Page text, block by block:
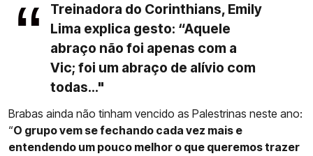
Treinadora do Corinthians, Emily
Lima explica gesto: “Aquele
abraço não foi apenas com a
Vic; foi um abraço de alívio com
todas..."
Brabas ainda não tinham vencido as Palestrinas neste ano:
“O grupo vem se fechando cada vez mais e
entendendo um pouco melhor o que queremos trazer